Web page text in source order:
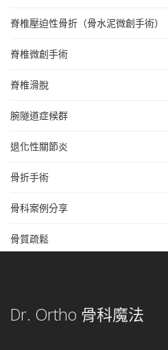
脊椎壓迫性骨折（骨水泥微創手術）
脊椎微創手術
脊椎滑脫
腕隧道症候群
退化性關節炎
骨折手術
骨科案例分享
骨質疏鬆
Dr. Ortho 骨科魔法